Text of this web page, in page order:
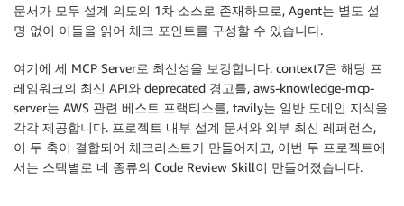
문서가 모두 설계 의도의 1차 소스로 존재하므로, Agent는 별도 설
명 없이 이들을 읽어 체크 포인트를 구성할 수 있습니다.
여기에 세 MCP Server로 최신성을 보강합니다. context7은 해당 프
레임워크의 최신 API와 deprecated 경고를, aws-knowledge-mcp-
server는 AWS 관련 베스트 프랙티스를, tavily는 일반 도메인 지식을
각각 제공합니다. 프로젝트 내부 설계 문서와 외부 최신 레퍼런스,
이 두 축이 결합되어 체크리스트가 만들어지고, 이번 두 프로젝트에
서는 스택별로 네 종류의 Code Review Skill이 만들어졌습니다.